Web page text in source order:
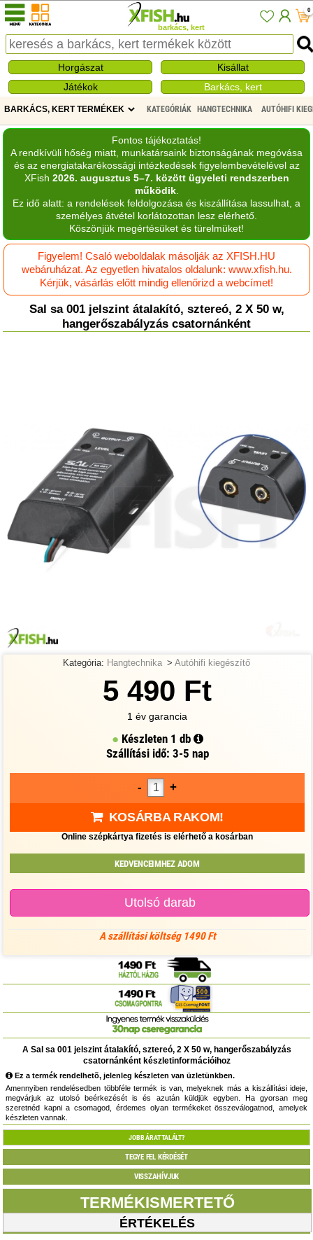
barkács, kert
0
Horgászat
Kisállat
Játékok
Barkács, kert
KATEGÓRIÁK HANGTECHNIKA AUTÓHIFI
Fontos tájékoztatás!
A rendkívüli hőség miatt, munkatársaink biztonságának megóvása
és az energiatakarékossági intézkedések figyelembevételével az
XFish 2026. augusztus 5–7. között ügyeleti rendszerben
működik.
Ez idő alatt: a rendelések feldolgozása és kiszállítása lassulhat, a
személyes átvétel korlátozottan lesz elérhető.
Köszönjük megértésüket és türelmüket!
Figyelem! Csaló weboldalak másolják az XFISH.HU
webáruházat. Az egyetlen hivatalos oldalunk: www.xfish.hu.
Kérjük, vásárlás előtt mindig ellenőrizd a webcímet!
Sal sa 001 jelszint átalakító, sztereó, 2 X 50 w,
hangerőszabályzás csatornánként
Kategória: Hangtechnika > Autóhifi kiegészítő
5 490 Ft
1 év garancia
Készleten 1 db
Szállítási idő: 3-5 nap
- +
KOSÁRBA RAKOM!
Online szépkártya fizetés is elérhető a kosárban
KEDVENCEIMHEZ ADOM
Utolsó darab
A szállítási költség 1490 Ft
A Sal sa 001 jelszint átalakító, sztereó, 2 X 50 w, hangerőszabályzás
csatornánként készletinformációihoz
Ez a termék rendelhetõ, jelenleg készleten van üzletünkben.
Amennyiben rendelésedben többféle termék is van, melyeknek más a kiszállítási ideje,
megvárjuk az utolsó beérkezését is és azután küldjük egyben. Ha gyorsan meg
szeretnéd kapni a csomagod, érdemes olyan termékeket összeválogatnod, amelyek
készleten vannak.
JOBB ÁRAT TALÁLT?
TEGYE FEL KÉRDÉSÉT
VISSZAHÍVJUK
TERMÉKISMERTETŐ
ÉRTÉKELÉS